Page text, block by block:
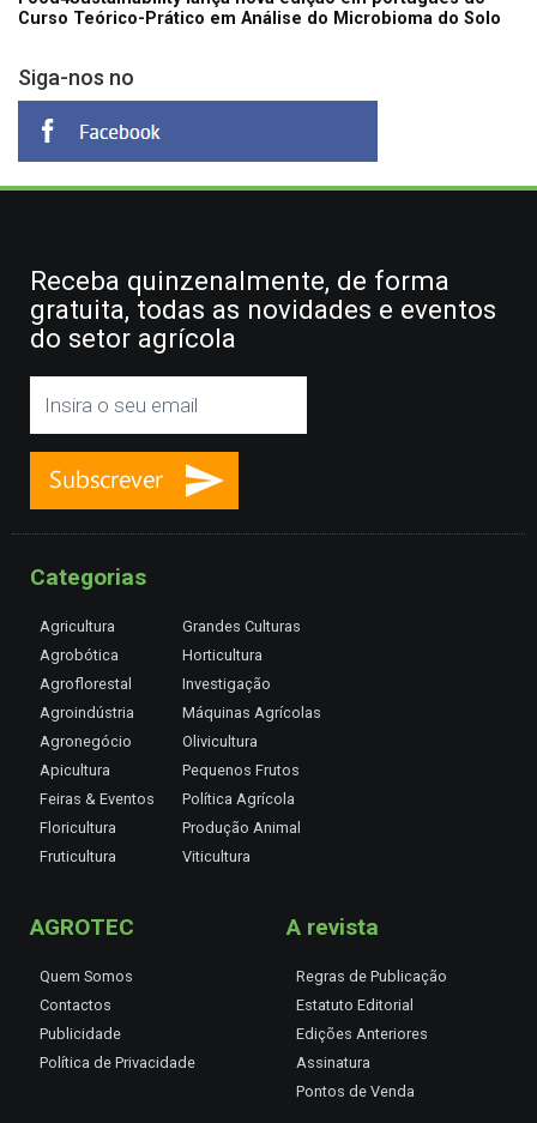
Curso Teórico-Prático em Análise do Microbioma do Solo
Siga-nos no
Receba quinzenalmente, de forma
gratuita, todas as novidades e eventos
do setor agrícola
Categorias
Agricultura
Agrobótica
Agroflorestal
Agroindústria
Agronegócio
Apicultura
Feiras & Eventos
Floricultura
Fruticultura
Grandes Culturas
Horticultura
Investigação
Máquinas Agrícolas
Olivicultura
Pequenos Frutos
Política Agrícola
Produção Animal
Viticultura
AGROTEC
Quem Somos
Contactos
Publicidade
Política de Privacidade
A revista
Regras de Publicação
Estatuto Editorial
Edições Anteriores
Assinatura
Pontos de Venda